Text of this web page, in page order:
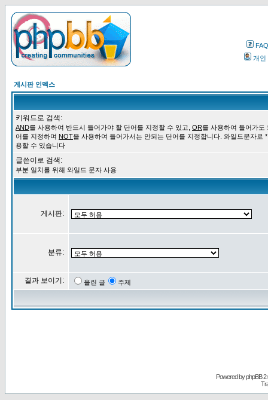
FAQ
개인
게시판 인덱스
키워드로 검색:
AND를 사용하여 반드시 들어가야 할 단어를 지정할 수 있고, OR를 사용하여 들어가도
어를 지정하며 NOT을 사용하여 들어가서는 안되는 단어를 지정합니다. 와일드문자로
용할 수 있습니다
글쓴이로 검색:
부분 일치를 위해 와일드 문자 사용
게시판:
분류:
결과 보이기: 올린 글 주제
Powered byphpBB